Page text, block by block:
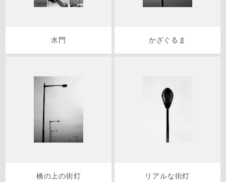
水門 かざぐるま
橋の上の街灯 リアルな街灯